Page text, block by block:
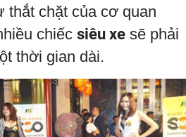
chặt của cơ quan
chiếc siêu xe sẽ phải
thời gian dài.